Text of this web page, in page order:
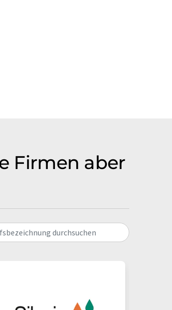
Firmen aber
durchsuchen